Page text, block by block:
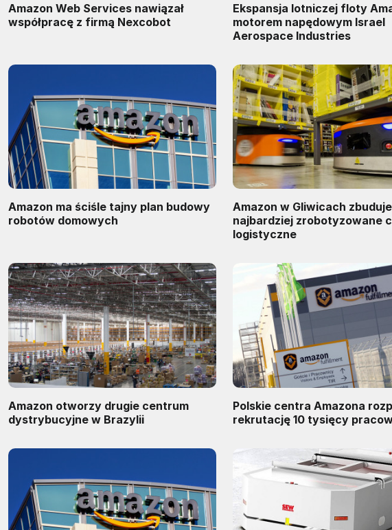
Amazon Web Services nawiązał
współpracę z firmą Nexcobot
Ekspansja lotniczej floty
motorem napędowym Israel
Aerospace Industries
Amazon ma ściśle tajny plan budowy
robotów domowych
Amazon w Gliwicach zbuduje
najbardziej zrobotyzowane
logistyczne
Amazon otworzy drugie centrum
dystrybucyjne w Brazylii
Polskie centra Amazona
rekrutację 10 tysięcy